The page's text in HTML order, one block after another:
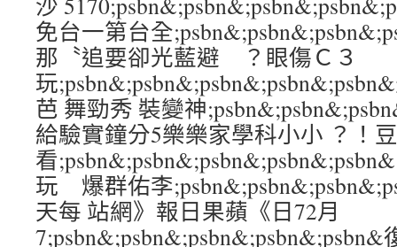
免台一第台全
那〝追要卻光藍避 ？眼傷Ｃ３
玩
芭 舞勁秀 裝變神
給驗實鐘分5樂樂家學科小小 ？！
看
玩 爆群佑李
天每 站網》報日果蘋《日72月